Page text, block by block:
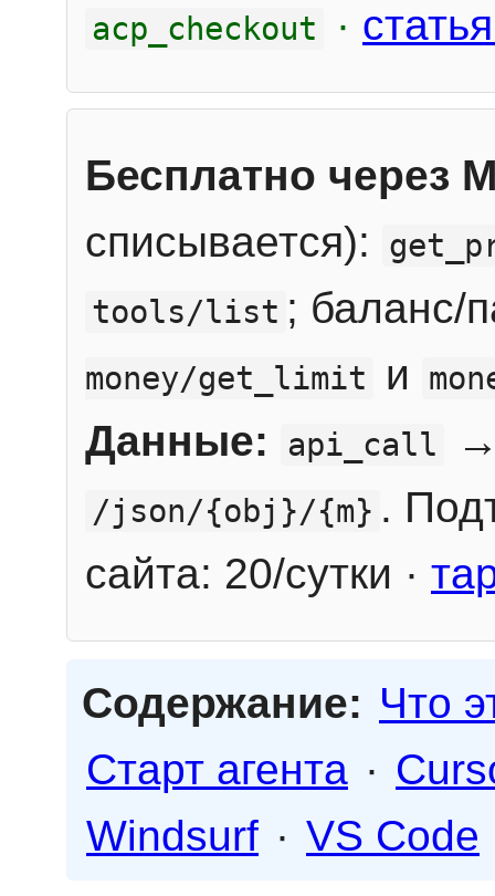
acp_checkout ·
Бесплатно через
списывается):
tools/list ; баланс/
money/get_limit и
Данные: api_call
/json/{obj}/{m} .
сайта: 20/сутки ·
Содержание: Что
Старт агента ·
Windsurf · VS Code